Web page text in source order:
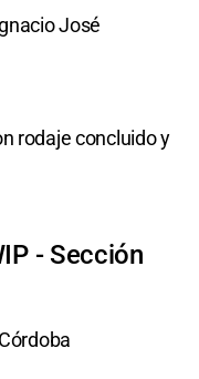
José
rodaje concluido y
- Sección